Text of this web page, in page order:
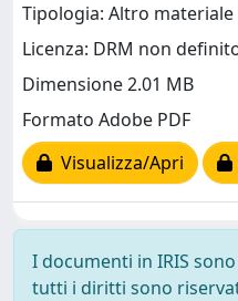
Tipologia: Altro
Licenza: DRM non
Dimensione 2.01 MB
Formato Adobe PDF
Visualizza/Apri
I documenti in IRIS
tutti i diritti sono